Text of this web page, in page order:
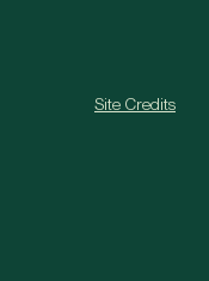
Site Credits